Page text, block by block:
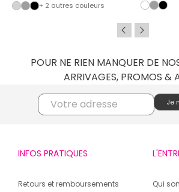
+ 2 autres couleurs
POUR NE RIEN MANQUER DE
ARRIVAGES, PROMOS &
INFOS PRATIQUES
Retours et remboursements
Qui